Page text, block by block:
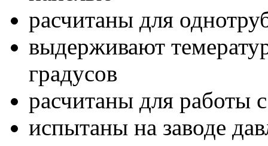
расчитаны для
выдерживают
градусов
расчитаны для работы
испытаны на заводе